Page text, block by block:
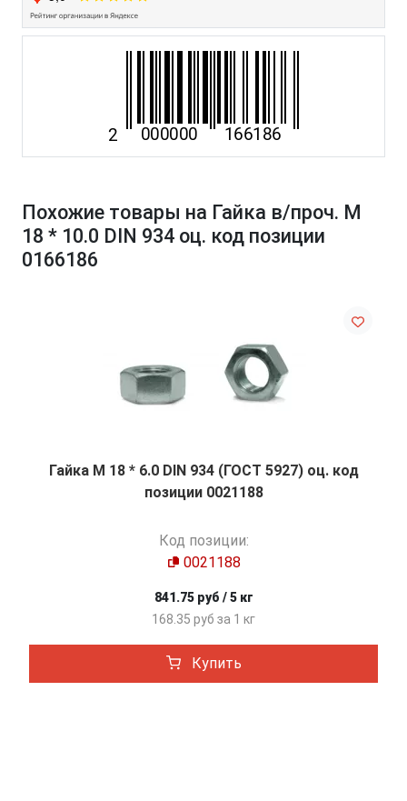
Похожие товары на Гайка в/проч. M
18 * 10.0 DIN 934 оц. код позиции
0166186
Гайка М 18 * 6.0 DIN 934 (ГОСТ 5927) оц. код
позиции 0021188
Код позиции:
0021188
841.75 руб / 5 кг
168.35 руб за 1 кг
Купить